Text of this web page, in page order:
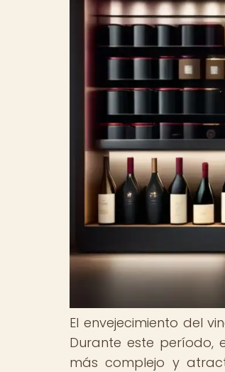
El envejecimiento del
Durante este período,
más complejo y